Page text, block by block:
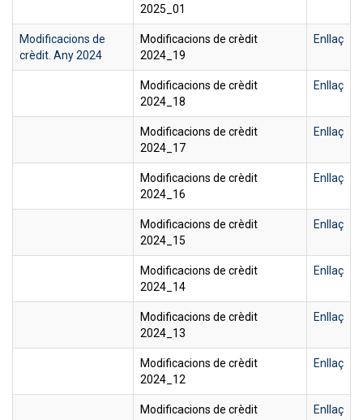
2025_01
Modificacions de
crèdit. Any 2024
Modificacions de crèdit
2024_19
Enllaç
Modificacions de crèdit
2024_18
Enllaç
Modificacions de crèdit
2024_17
Enllaç
Modificacions de crèdit
2024_16
Enllaç
Modificacions de crèdit
2024_15
Enllaç
Modificacions de crèdit
2024_14
Enllaç
Modificacions de crèdit
2024_13
Enllaç
Modificacions de crèdit
2024_12
Enllaç
Modificacions de crèdit
Enllaç